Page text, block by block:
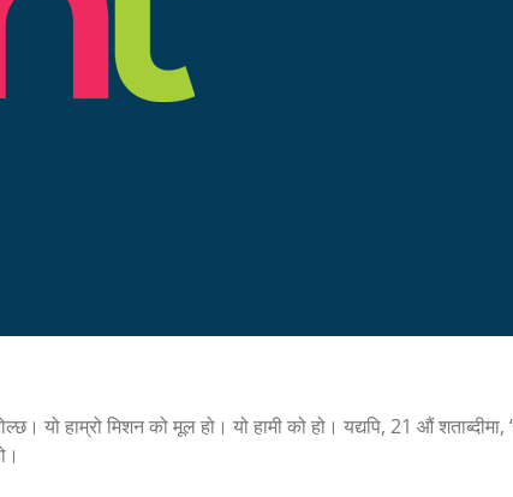
यो हाम्रो मिशन को मूल हो। यो हामी को हो। यद्यपि, 21 औं शताब्दीमा,